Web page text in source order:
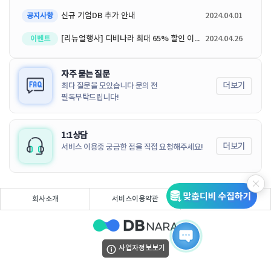
공지사항 신규 기업DB 추가 안내 2024.04.01
이벤트 [리뉴얼행사] 디비나라 최대 65% 할인 이벤트 2024.04.26
자주 묻는 질문
최다 질문을 모았습니다 문의 전
필독부탁드립니다!
더보기
1:1상담
서비스 이용중 궁금한 점을 직접 요청해주세요! 더보기
회사소개 서비스이용약관 개인정보처리방침
사업자정보보기